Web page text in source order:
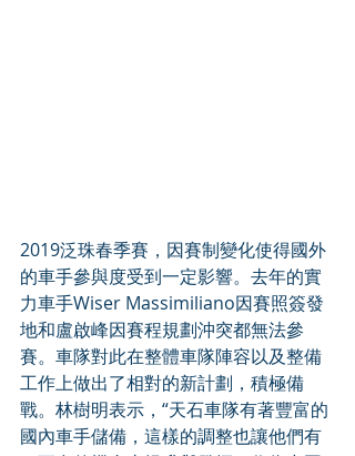
2019泛珠春季賽，因賽制變化使得國外
的車手參與度受到一定影響。去年的實
力車手Wiser Massimiliano因賽照簽發
地和盧啟峰因賽程規劃沖突都無法參
賽。車隊對此在整體車隊陣容以及整備
工作上做出了相對的新計劃，積極備
戰。林樹明表示，“天石車隊有著豐富的
國內車手儲備，這樣的調整也讓他們有